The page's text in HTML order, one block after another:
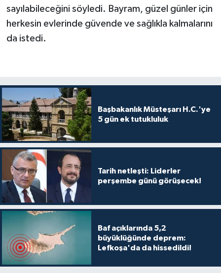
sayılabileceğini söyledi. Bayram, güzel günler için
herkesin evlerinde güvende ve sağlıkla kalmalarını
da istedi.
Başbakanlık Müsteşarı H.C.'ye
5 gün ek tutukluluk
Tarih netleşti: Liderler
perşembe günü görüşecek!
Baf açıklarında 5,2
büyüklüğünde deprem:
Lefkoşa'da da hissedildi!